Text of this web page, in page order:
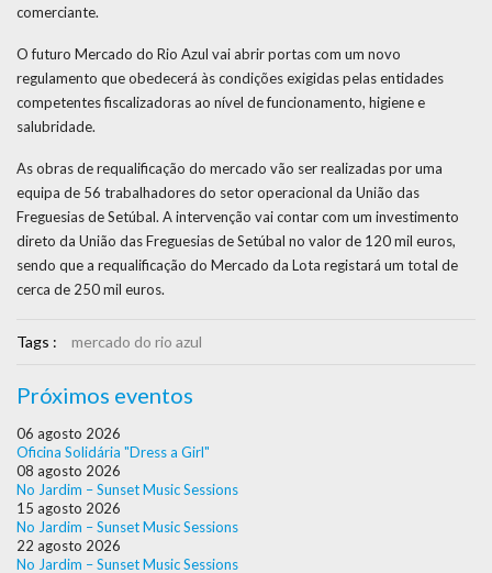
comerciante.
O futuro Mercado do Rio Azul vai abrir portas com um novo
regulamento que obedecerá às condições exigidas pelas entidades
competentes fiscalizadoras ao nível de funcionamento, higiene e
salubridade.
As obras de requalificação do mercado vão ser realizadas por uma
equipa de 56 trabalhadores do setor operacional da União das
Freguesias de Setúbal. A intervenção vai contar com um investimento
direto da União das Freguesias de Setúbal no valor de 120 mil euros,
sendo que a requalificação do Mercado da Lota registará um total de
cerca de 250 mil euros.
Tags : mercado do rio azul
Próximos eventos
06 agosto 2026
Oficina Solidária "Dress a Girl"
08 agosto 2026
No Jardim – Sunset Music Sessions
15 agosto 2026
No Jardim – Sunset Music Sessions
22 agosto 2026
No Jardim – Sunset Music Sessions